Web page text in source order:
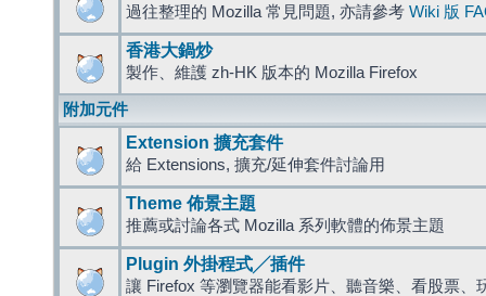
過往整理的 Mozilla 常見問題, 亦請參考 Wiki 版
香港大鍋炒
製作、維護 zh-HK 版本的 Mozilla Firefox
附加元件
Extension 擴充套件
給 Extensions, 擴充/延伸套件討論用
Theme 佈景主題
推薦或討論各式 Mozilla 系列軟體的佈景主題
Plugin 外掛程式╱插件
讓 Firefox 等瀏覽器能看影片、聽音樂、看股票、